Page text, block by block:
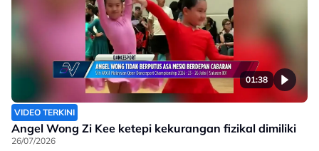
01:38
VIDEO TERKINI
Angel Wong Zi Kee ketepi kekurangan fizikal dimiliki
26/07/2026